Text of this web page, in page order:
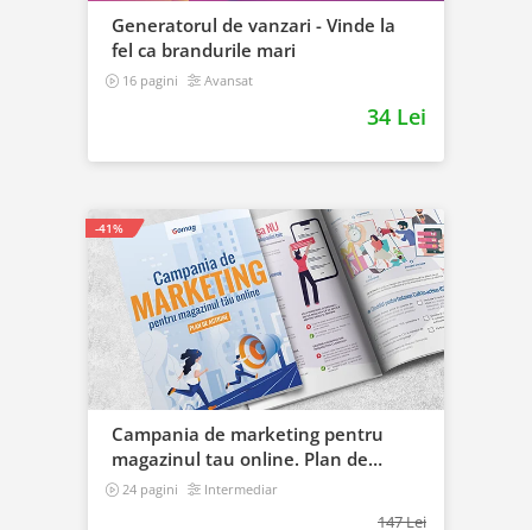
Generatorul de vanzari - Vinde la
fel ca brandurile mari
16 pagini Avansat
34 Lei
Campania de marketing pentru
magazinul tau online. Plan de
actiune
24 pagini Intermediar
147 Lei
-41%